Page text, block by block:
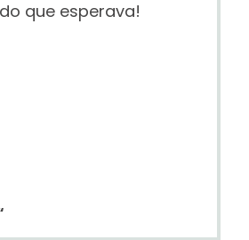
que esperava!